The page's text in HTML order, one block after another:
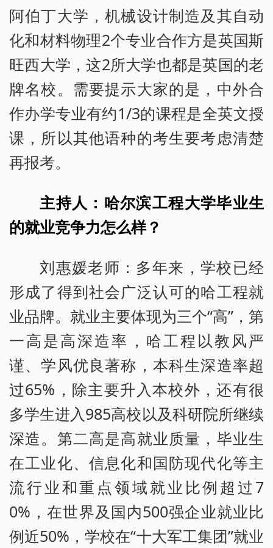
阿伯丁大学，机械设计制造及其自动
化和材料物理2个专业合作方是英国斯
旺西大学，这2所大学也都是英国的老
牌名校。需要提示大家的是，中外合
作办学专业有约1/3的课程是全英文授
课，所以其他语种的考生要考虑清楚
再报考。
主持人：哈尔滨工程大学毕业生
的就业竞争力怎么样？
刘惠媛老师：多年来，学校已经
形成了得到社会广泛认可的哈工程就
业品牌。就业主要体现为三个“高”，第
一高是高深造率，哈工程以教风严
谨、学风优良著称，本科生深造率超
过65%，除主要升入本校外，还有很
多学生进入985高校以及科研院所继续
深造。第二高是高就业质量，毕业生
在工业化、信息化和国防现代化等主
流行业和重点领域就业比例超过7
0%，在世界及国内500强企业就业比
例近50%，学校在“十大军工集团”就业